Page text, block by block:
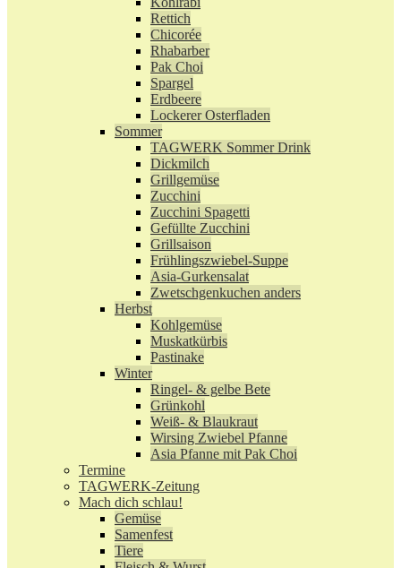
Rettich
Chicorée
Rhabarber
Pak Choi
Spargel
Erdbeere
Lockerer Osterfladen
Sommer
TAGWERK Sommer Drink
Dickmilch
Grillgemüse
Zucchini
Zucchini Spagetti
Gefüllte Zucchini
Grillsaison
Frühlingszwiebel-Suppe
Asia-Gurkensalat
Zwetschgenkuchen anders
Herbst
Kohlgemüse
Muskatkürbis
Pastinake
Winter
Ringel- & gelbe Bete
Grünkohl
Weiß- & Blaukraut
Wirsing Zwiebel Pfanne
Asia Pfanne mit Pak Choi
Termine
TAGWERK-Zeitung
Mach dich schlau!
Gemüse
Samenfest
Tiere